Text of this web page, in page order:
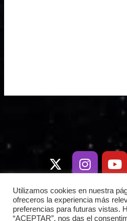
t
w
i
t
t
n
s
t
a
g
r
o
u
t
u
b
e
e
l
e
g
r
a
h
a
t
s
a
p
Utilizamos cookies en nuestra
ofreceros la experiencia más
preferencias para futuras vistas.
“ACEPTAR”, nos das el